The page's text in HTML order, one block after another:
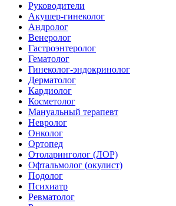
Руководители
Акушер-гинеколог
Андролог
Венеролог
Гастроэнтеролог
Гематолог
Гинеколог-эндокринолог
Дерматолог
Кардиолог
Косметолог
Мануальный терапевт
Невролог
Онколог
Ортопед
Отоларинголог (ЛОР)
Офтальмолог (окулист)
Подолог
Психиатр
Ревматолог